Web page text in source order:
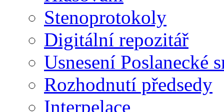
Stenoprotokoly
Digitální repozitář
Usnesení Poslanecké
Rozhodnutí předsedy
Interpelace